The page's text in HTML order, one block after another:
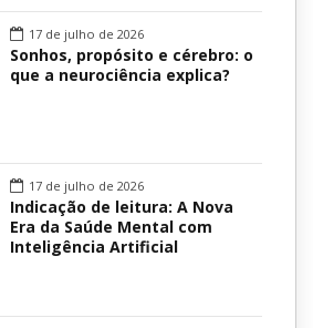
17 de julho de 2026
Sonhos, propósito e cérebro: o
que a neurociência explica?
17 de julho de 2026
Indicação de leitura: A Nova
Era da Saúde Mental com
Inteligência Artificial